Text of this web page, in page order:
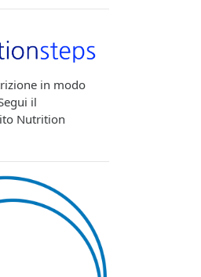
in modo
il
Nutrition